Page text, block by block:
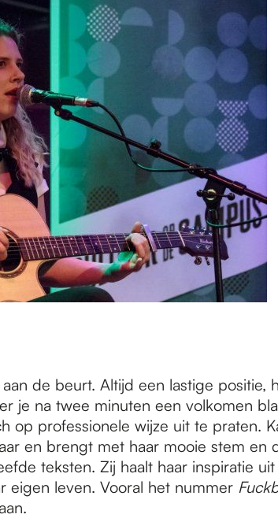
de beurt. Altijd een lastige positie,
je na twee minuten een volkomen
op professionele wijze uit te praten.
en brengt met haar mooie stem en
teksten. Zij haalt haar inspiratie uit
eigen leven. Vooral het nummer